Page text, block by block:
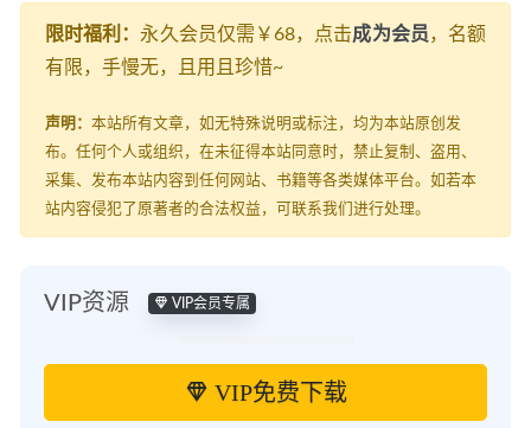
限时福利： 永久会员仅需￥68，点击成为会员，名额
有限，手慢无，且用且珍惜~
声明： 本站所有文章，如无特殊说明或标注，均为本站原创发
布。任何个人或组织，在未征得本站同意时，禁止复制、盗用、
采集、发布本站内容到任何网站、书籍等各类媒体平台。如若本
站内容侵犯了原著者的合法权益，可联系我们进行处理。
VIP资源 VIP会员专属
VIP免费下载